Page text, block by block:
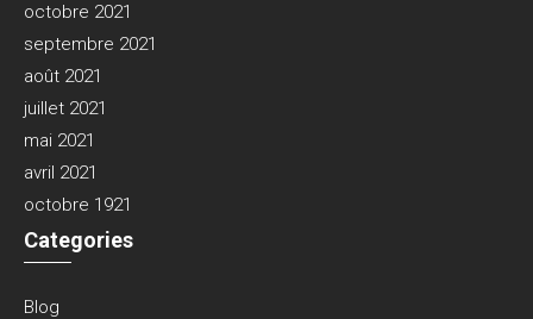
octobre 2021
septembre 2021
août 2021
juillet 2021
mai 2021
avril 2021
octobre 1921
Categories
Blog